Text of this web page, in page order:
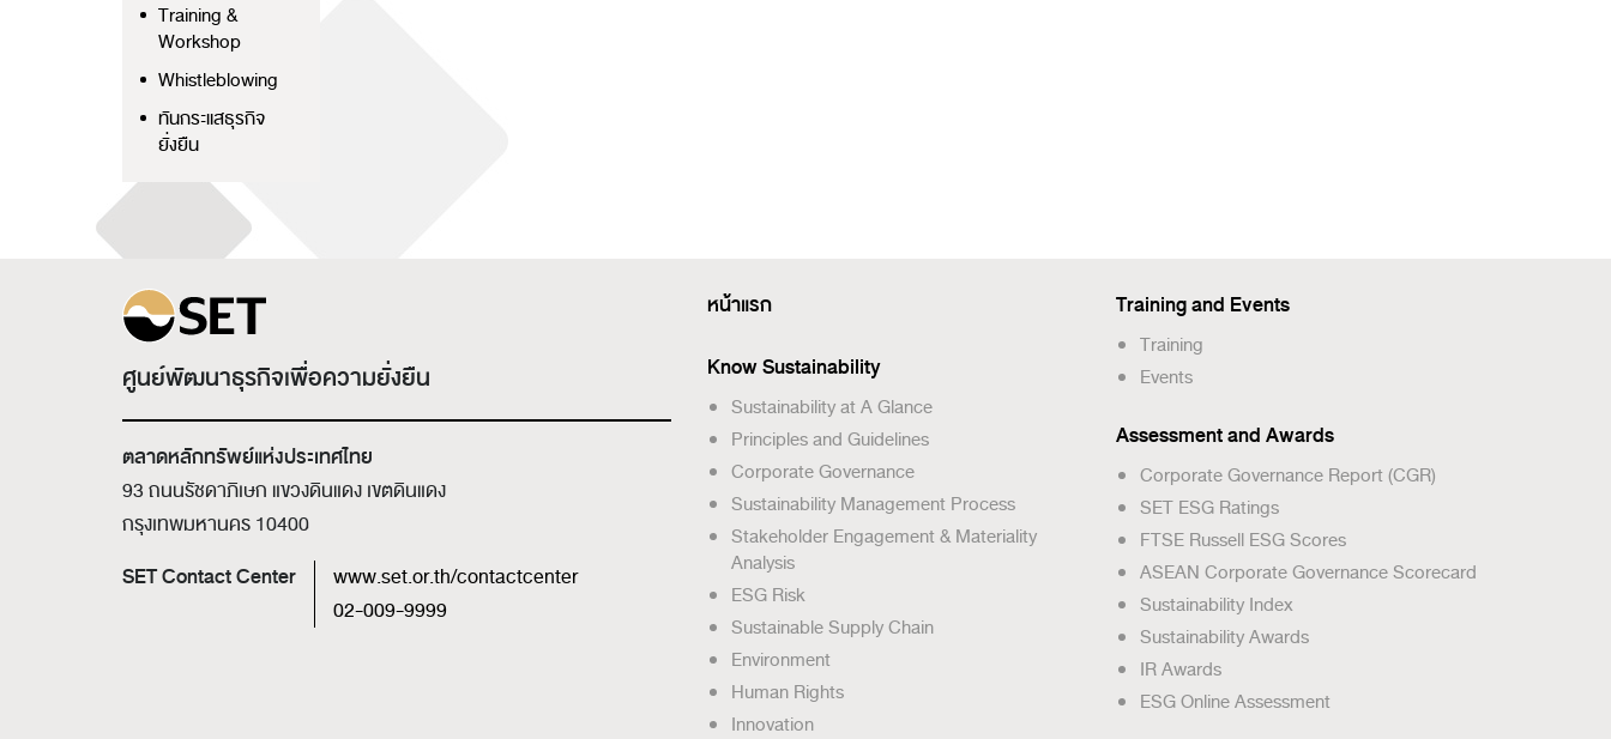
Training &
Workshop
Whistleblowing
ทันกระแสธุรกิจ
ยั่งยืน
ศูนย์พัฒนาธุรกิจเพื่อความยั่งยืน
ตลาดหลักทรัพย์แห่งประเทศไทย
93 ถนนรัชดาภิเษก แขวงดินแดง เขตดินแดง
กรุงเทพมหานคร 10400
SET Contact Center
www.set.or.th/contactcenter
02-009-9999
หน้าแรก
Know Sustainability
Sustainability at A Glance
Principles and Guidelines
Corporate Governance
Sustainability Management Process
Stakeholder Engagement & Materiality
Analysis
ESG Risk
Sustainable Supply Chain
Environment
Human Rights
Innovation
Training and Events
Training
Events
Assessment and Awards
Corporate Governance Report (CGR)
SET ESG Ratings
FTSE Russell ESG Scores
ASEAN Corporate Governance Scorecard
Sustainability Index
Sustainability Awards
IR Awards
ESG Online Assessment